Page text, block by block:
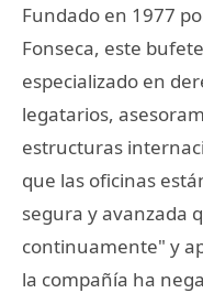
Fundado en 1977
Fonseca, este
especializado en
legatarios,
estructuras
que las oficinas
segura y avanzada
continuamente" y
la compañía ha